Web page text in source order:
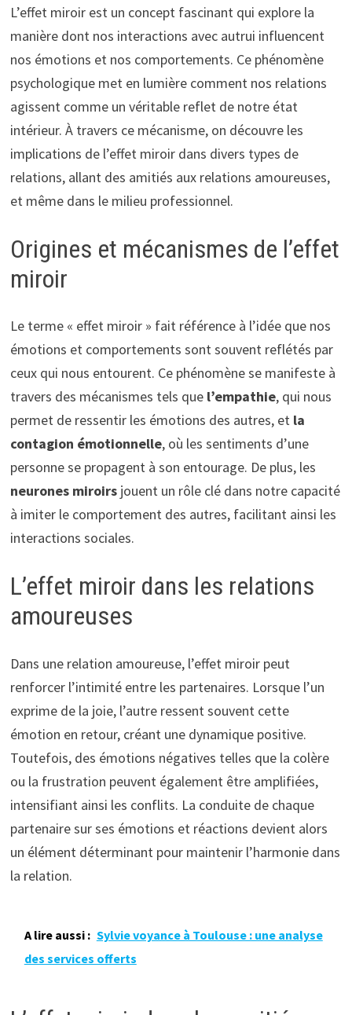
L’effet miroir est un concept fascinant qui explore la
manière dont nos interactions avec autrui influencent
nos émotions et nos comportements. Ce phénomène
psychologique met en lumière comment nos relations
agissent comme un véritable reflet de notre état
intérieur. À travers ce mécanisme, on découvre les
implications de l’effet miroir dans divers types de
relations, allant des amitiés aux relations amoureuses,
et même dans le milieu professionnel.
Origines et mécanismes de l’effet
miroir
Le terme « effet miroir » fait référence à l’idée que nos
émotions et comportements sont souvent reflétés par
ceux qui nous entourent. Ce phénomène se manifeste à
travers des mécanismes tels que l’empathie, qui nous
permet de ressentir les émotions des autres, et la
contagion émotionnelle, où les sentiments d’une
personne se propagent à son entourage. De plus, les
neurones miroirsjouent un rôle clé dans notre capacité
à imiter le comportement des autres, facilitant ainsi les
interactions sociales.
L’effet miroir dans les relations
amoureuses
Dans une relation amoureuse, l’effet miroir peut
renforcer l’intimité entre les partenaires. Lorsque l’un
exprime de la joie, l’autre ressent souvent cette
émotion en retour, créant une dynamique positive.
Toutefois, des émotions négatives telles que la colère
ou la frustration peuvent également être amplifiées,
intensifiant ainsi les conflits. La conduite de chaque
partenaire sur ses émotions et réactions devient alors
un élément déterminant pour maintenir l’harmonie dans
la relation.
A lire aussi : Sylvie voyance à Toulouse : une analyse
des services offerts